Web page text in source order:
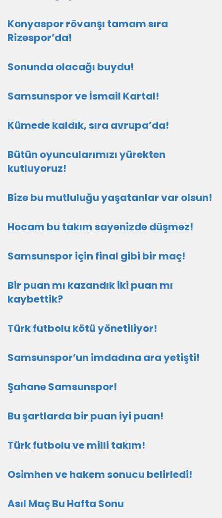
Konyaspor rövanşı tamam sıra
Rizespor’da!
Sonunda olacağı buydu!
Samsunspor ve İsmail Kartal!
Kümede kaldık, sıra avrupa’da!
Bütün oyuncularımızı yürekten
kutluyoruz!
Bize bu mutluluğu yaşatanlar var olsun!
Hocam bu takım sayenizde düşmez!
Samsunspor için final gibi bir maç!
Bir puan mı kazandık iki puan mı
kaybettik?
Türk futbolu kötü yönetiliyor!
Samsunspor’un imdadına ara yetişti!
Şahane Samsunspor!
Bu şartlarda bir puan iyi puan!
Türk futbolu ve milli takım!
Osimhen ve hakem sonucu belirledi!
Asıl Maç Bu Hafta Sonu